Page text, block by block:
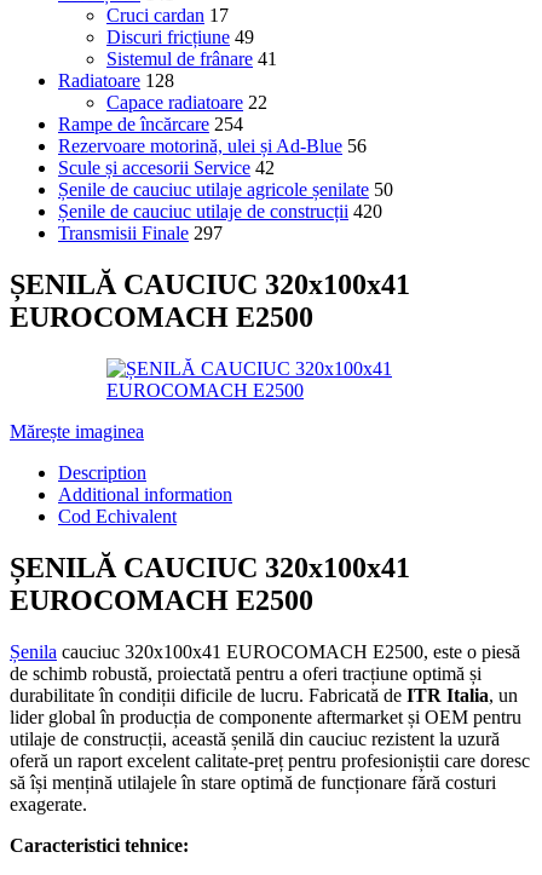
Cruci cardan 17
Discuri fricțiune 49
Sistemul de frânare 41
Radiatoare 128
Capace radiatoare 22
Rampe de încărcare 254
Rezervoare motorină, ulei și Ad-Blue 56
Scule și accesorii Service 42
Șenile de cauciuc utilaje agricole șenilate 50
Șenile de cauciuc utilaje de construcții 420
Transmisii Finale 297
ȘENILĂ CAUCIUC 320x100x41
EUROCOMACH E2500
Mărește imaginea
Description
Additional information
Cod Echivalent
ȘENILĂ CAUCIUC 320x100x41
EUROCOMACH E2500
Șenila cauciuc 320x100x41 EUROCOMACH E2500, este o piesă
de schimb robustă, proiectată pentru a oferi tracțiune optimă și
durabilitate în condiții dificile de lucru. Fabricată de ITR Italia, un
lider global în producția de componente aftermarket și OEM pentru
utilaje de construcții, această șenilă din cauciuc rezistent la uzură
oferă un raport excelent calitate-preț pentru profesioniștii care doresc
să își mențină utilajele în stare optimă de funcționare fără costuri
exagerate.
Caracteristici tehnice: